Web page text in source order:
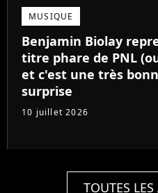
MUSIQUE
Benjamin Biolay
titre phare de PNL
et c'est une très
surprise
10 juillet 2026
TOUTES